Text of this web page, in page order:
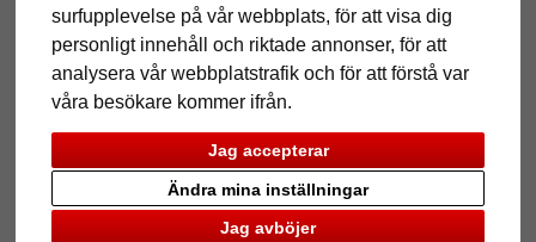
surfupplevelse på vår webbplats, för att visa dig
personligt innehåll och riktade annonser, för att
analysera vår webbplatstrafik och för att förstå var
våra besökare kommer ifrån.
Jag accepterar
Jag avböjer
Ändra mina inställningar